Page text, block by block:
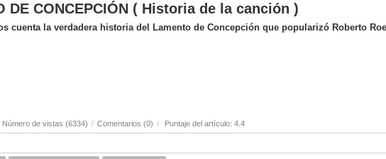
DE CONCEPCIÓN ( Historia de la canción )
cuenta la verdadera historia del Lamento de Concepción que popularizó Roberto
Número de vistas (6334) / Comentarios (0) / Puntaje del artículo: 4.4